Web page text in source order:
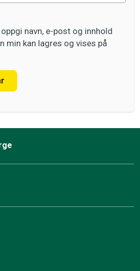
navn, e-post og innhold
min kan lagres og vises på